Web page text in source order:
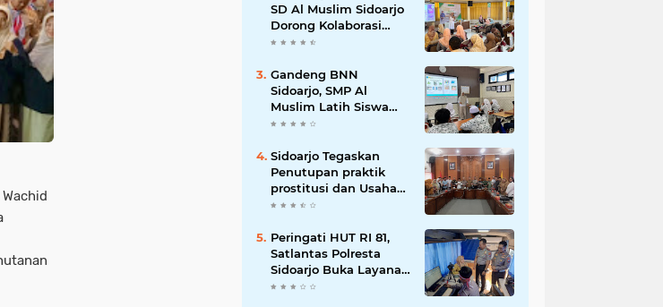
Jenggolo.
SD Al Muslim Sidoarjo
Dorong Kolaborasi
Sekolah dan Rumah
Kembang Anak.
Gandeng BNN
Sidoarjo, SMP Al
Muslim Latih Siswa
Berani Tolak Bahaya
Pergaulan Bebas.
Sidoarjo Tegaskan
Penutupan praktik
prostitusi dan Usaha
Miras Tanpa Izin,
Forkopimda Siap
Turun ke Lapangan.
Peringati HUT RI 81,
Satlantas Polresta
Sidoarjo Buka Layanan
Perpanjangan SIM